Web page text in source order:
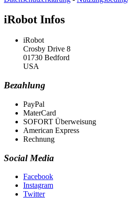
iRobot Infos
iRobot
Crosby Drive 8
01730 Bedford
USA
Bezahlung
PayPal
MaterCard
SOFORT Überweisung
American Express
Rechnung
Social Media
Facebook
Instagram
Twitter